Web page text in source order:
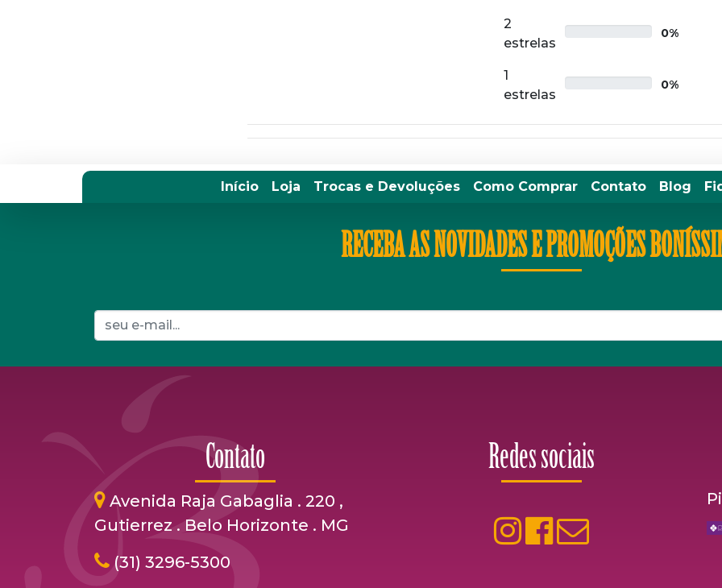
2
estrelas
0%
1
estrelas
0%
Início Loja Trocas e Devoluções Como Comprar Contato Blog
RECEBA AS NOVIDADES E PROMOÇÕES
Contato
Avenida Raja Gabaglia . 220 ,
Gutierrez . Belo Horizonte . MG
(31) 3296-5300
Redes sociais